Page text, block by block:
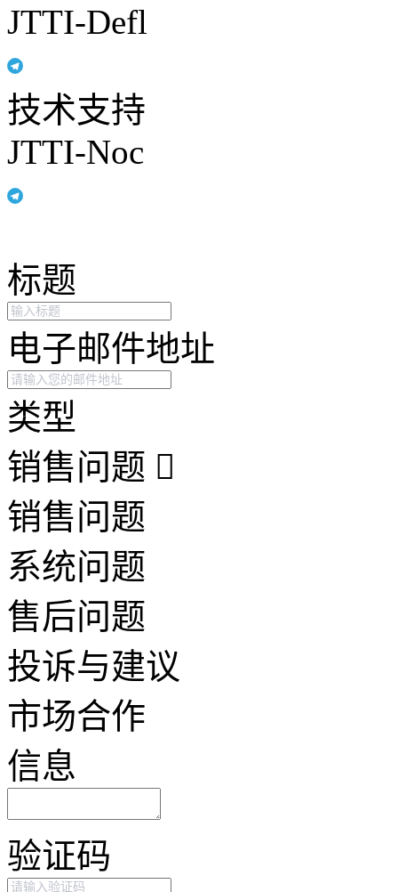
JTTI-Defl
技术支持
JTTI-Noc
标题
电子邮件地址
类型
销售问题
销售问题
系统问题
售后问题
投诉与建议
市场合作
信息
验证码